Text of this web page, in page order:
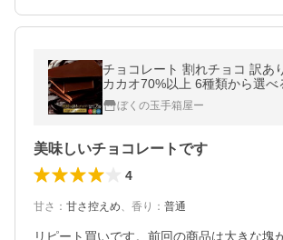
チョコレート 割れチョコ 訳あ
カカオ70%以上 6種類から選べ
割れチョコ 400g(200g×2) 訳あり ポイント
利用ぼくの玉手箱屋ー
美味しいチョコレートです
4
甘さ ： 甘さ控えめ、 香り ： 普通
リピート買いです。前回の商品は大きな塊